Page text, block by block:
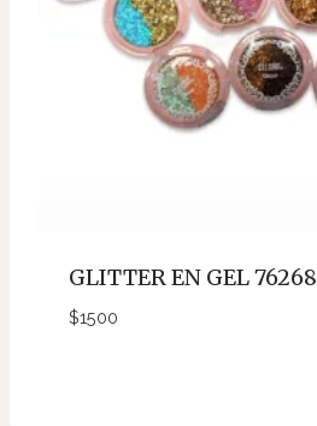
GLITTER EN GEL 76268
$1500